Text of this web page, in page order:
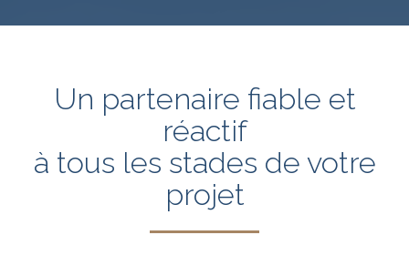
Un partenaire fiable et
réactif
à tous les stades de votre
projet